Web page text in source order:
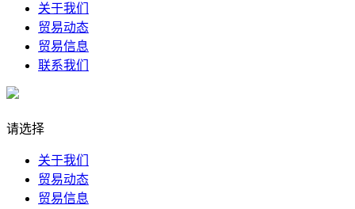
关于我们
贸易动态
贸易信息
联系我们
请选择
关于我们
贸易动态
贸易信息